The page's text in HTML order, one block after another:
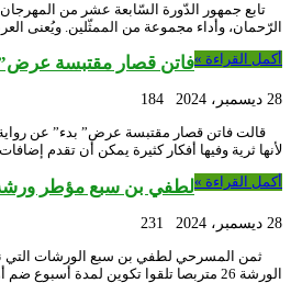
تابع جمهور الدّورة السّابعة عشر من
الرّحمان، وأداء مجموعة من الممثّلين. ويُعنى
أكمل القراءة »فاتن قصار مقتبسة عرض”
28 ديسمبر، 2024
184
قالت فاتن قصار مقتبسة عرض” بدء” عن
لأنها ثرية وفيها أفكار كثيرة يمكن أن تقدم
أكمل القراءة »لطفي بن سبع مؤطر
28 ديسمبر، 2024
231
الورشة 26 متربصا تلقوا تكوين لمدة أسبوع ضم أهم مبادئ وأساسيات …